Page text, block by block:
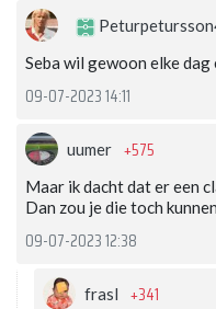
Seba wil gewoon elke dag
09-07-2023 14:11
uumer +575
Maar ik dacht dat er een
Dan zou je die toch
09-07-2023 12:38
frasl +341